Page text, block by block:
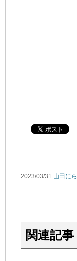
2023/03/31 山田にら
関連記事